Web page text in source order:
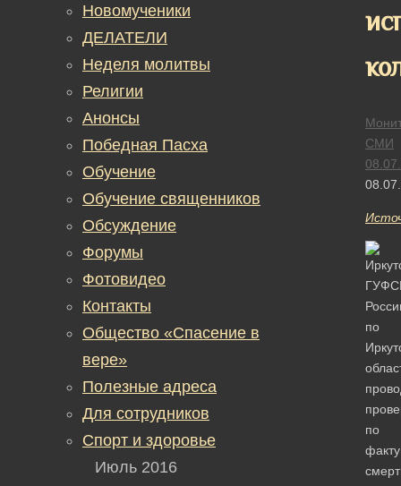
СМИ
по
по
факту
Новомученики
ДЕЛАТЕЛИ
Неделя молитвы
Религии
Анонсы
Победная Пасха
Обучение
Обучение священников
Обсуждение
Форумы
Фотовидео
Контакты
Общество «Спасение в
вере»
Полезные адреса
Для сотрудников
Спорт и здоровье
Июль 2016